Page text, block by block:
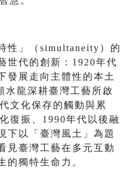
性」（simultaneity）的
世代的創新：1920年代
發展走向主體性的本土
水龍深耕臺灣工藝所啟
文化保存的觸動與累
復振、1990年代以後融
下以「臺灣風土」為題
見臺灣工藝在多元互動
的獨特生命力。